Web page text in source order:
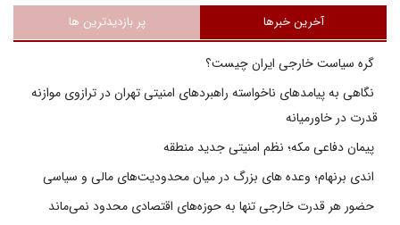
آخرین خبرها پر بازدیدترین ها
گره سیاست خارجی ایران چیست؟
نگاهی به پیامدهای ناخواسته راهبردهای امنیتی تهران در ترازوی موازنه
قدرت در خاورمیانه
پیمان دفاعی مکه؛ نظم امنیتی جدید منطقه
اندی برنهام؛ وعده های بزرگ در میان محدودیت‌های مالی و سیاسی
حضور هر قدرت خارجی تنها به حوزه‌های اقتصادی محدود نمی‌ماند